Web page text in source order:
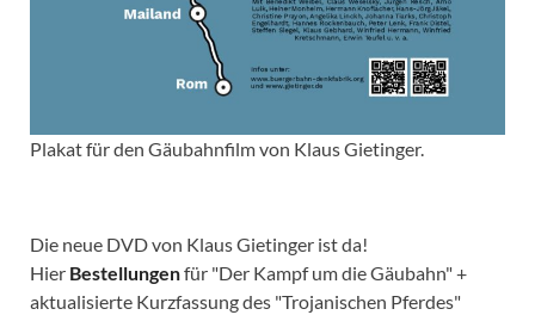
Plakat für den Gäubahnfilm von Klaus Gietinger.
Die neue DVD von Klaus Gietinger ist da!
Hier Bestellungenfür "Der Kampf um die Gäubahn" +
aktualisierte Kurzfassung des "Trojanischen Pferdes"